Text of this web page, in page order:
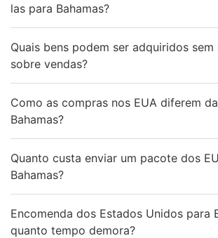
las para Bahamas?
Quais bens podem ser adquiridos
sobre vendas?
Como as compras nos EUA diferem
Bahamas?
Quanto custa enviar um pacote dos
Bahamas?
Encomenda dos Estados Unidos para
quanto tempo demora?